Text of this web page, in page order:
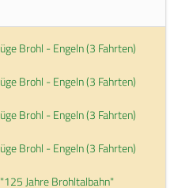
Brohl - Engeln (3 Fahrten)
Brohl - Engeln (3 Fahrten)
Brohl - Engeln (3 Fahrten)
Brohl - Engeln (3 Fahrten)
Jahre Brohltalbahn"